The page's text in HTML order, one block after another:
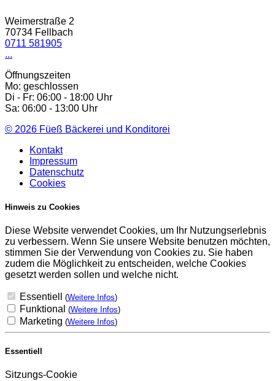
Weimerstraße 2
70734 Fellbach
0711 581905
...
Öffnungszeiten
Mo: geschlossen
Di - Fr: 06:00 - 18:00 Uhr
Sa: 06:00 - 13:00 Uhr
© 2026 Füeß Bäckerei und Konditorei
Kontakt
Impressum
Datenschutz
Cookies
Hinweis zu Cookies
Diese Website verwendet Cookies, um Ihr Nutzungserlebnis
zu verbessern. Wenn Sie unsere Website benutzen möchten,
stimmen Sie der Verwendung von Cookies zu. Sie haben
zudem die Möglichkeit zu entscheiden, welche Cookies
gesetzt werden sollen und welche nicht.
Essentiell (Weitere Infos)
Funktional (Weitere Infos)
Marketing (Weitere Infos)
Essentiell
Sitzungs-Cookie